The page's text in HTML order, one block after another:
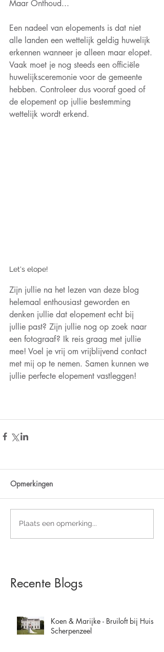
Maar Onthoud...
Een nadeel van elopements is dat niet
alle landen een wettelijk geldig huwelijk
erkennen wanneer je alleen maar elopet.
Vaak moet je nog steeds een officiële
huwelijksceremonie voor de gemeente
hebben. Controleer dus vooraf goed of
de elopement op jullie bestemming
wettelijk wordt erkend.
Let's elope!
Zijn jullie na het lezen van deze blog
helemaal enthousiast geworden en
denken jullie dat elopement echt bij
jullie past? Zijn jullie nog op zoek naar
een fotograaf? Ik reis graag met jullie
mee! Voel je vrij om vrijblijvend contact
met mij op te nemen. Samen kunnen we
jullie perfecte elopement vastleggen!
Opmerkingen
Plaats een opmerking...
Recente Blogs
Koen & Marijke - Bruiloft bij Huis
Scherpenzeel